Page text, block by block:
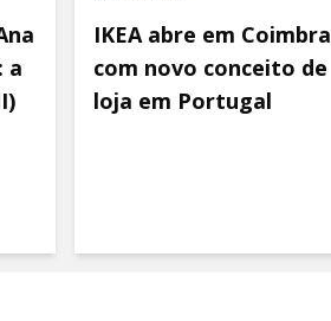
a
IKEA abre em Coimbra
com novo conceito de
loja em Portugal